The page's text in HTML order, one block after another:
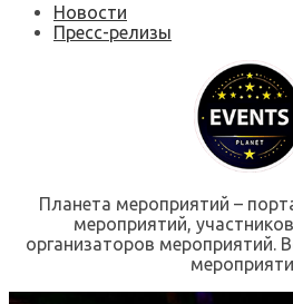
Новости
Пресс-релизы
Планета мероприятий –
мероприятий,
организаторов мероприятий.